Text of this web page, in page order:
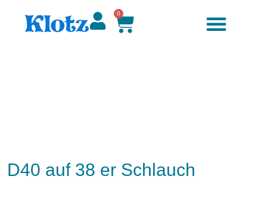
0
D40 auf 38 er Schlauch